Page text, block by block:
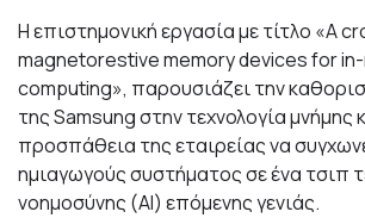
Η επιστημονική εργασία με τίτλο «A
magnetorestive memory devices for
computing», παρουσιάζει την
της Samsung στην τεχνολογία μνήμης
προσπάθεια της εταιρείας να
ημιαγωγούς συστήματος σε ένα τσιπ
νοημοσύνης (AI) επόμενης γενιάς.